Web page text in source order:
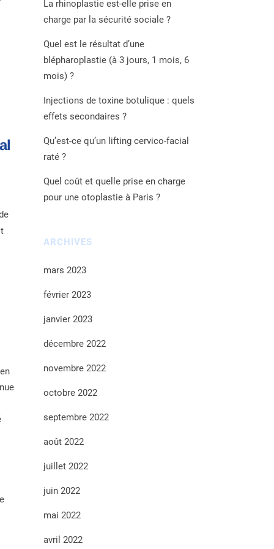
La rhinoplastie est-elle prise en
charge par la sécurité sociale ?
Quel est le résultat d’une
blépharoplastie (à 3 jours, 1 mois, 6
mois) ?
Injections de toxine botulique : quels
effets secondaires ?
Qu’est-ce qu’un lifting cervico-facial
raté ?
Quel coût et quelle prise en charge
pour une otoplastie à Paris ?
ARCHIVES
mars 2023
février 2023
janvier 2023
décembre 2022
novembre 2022
octobre 2022
septembre 2022
août 2022
juillet 2022
juin 2022
mai 2022
avril 2022